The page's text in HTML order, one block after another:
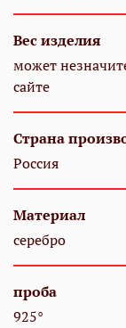
Вес изделия
может
сайте
Страна
Россия
Материал
серебро
проба
925°